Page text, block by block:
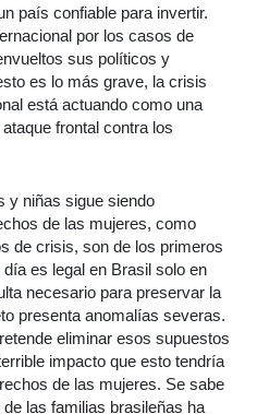
país confiable para invertir.
por los casos de
sus políticos y
es lo más grave, la crisis
está actuando como una
frontal contra los
y niñas sigue siendo
de las mujeres, como
de crisis, son de los primeros
es legal en Brasil solo en
necesario para preservar la
presenta anomalías severas.
eliminar esos supuestos
impacto que esto tendría
de las mujeres. Se sabe
las familias brasileñas ha